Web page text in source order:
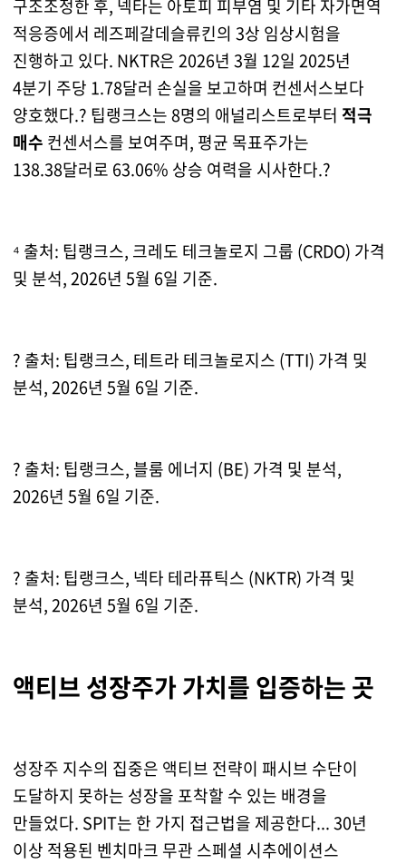
구조조정한 후, 넥타는 아토피 피부염 및 기타 자가면역
적응증에서 레즈페갈데슬류킨의 3상 임상시험을
진행하고 있다. NKTR은 2026년 3월 12일 2025년
4분기 주당 1.78달러 손실을 보고하며 컨센서스보다
양호했다.? 팁랭크스는 8명의 애널리스트로부터 적극
매수 컨센서스를 보여주며, 평균 목표주가는
138.38달러로 63.06% 상승 여력을 시사한다.?
⁴ 출처: 팁랭크스, 크레도 테크놀로지 그룹 (CRDO) 가격
및 분석, 2026년 5월 6일 기준.
? 출처: 팁랭크스, 테트라 테크놀로지스 (TTI) 가격 및
분석, 2026년 5월 6일 기준.
? 출처: 팁랭크스, 블룸 에너지 (BE) 가격 및 분석,
2026년 5월 6일 기준.
? 출처: 팁랭크스, 넥타 테라퓨틱스 (NKTR) 가격 및
분석, 2026년 5월 6일 기준.
액티브 성장주가 가치를 입증하는 곳
성장주 지수의 집중은 액티브 전략이 패시브 수단이
도달하지 못하는 성장을 포착할 수 있는 배경을
만들었다. SPIT는 한 가지 접근법을 제공한다... 30년
이상 적용된 벤치마크 무관 스페셜 시추에이션스